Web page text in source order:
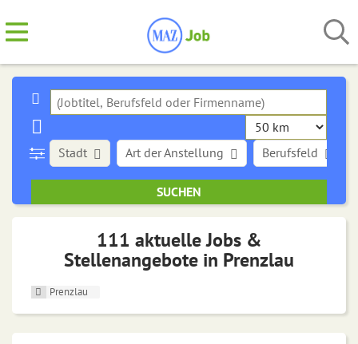
Stadt Art der Anstellung Berufsfeld
111 aktuelle Jobs &
Stellenangebote in Prenzlau
Prenzlau